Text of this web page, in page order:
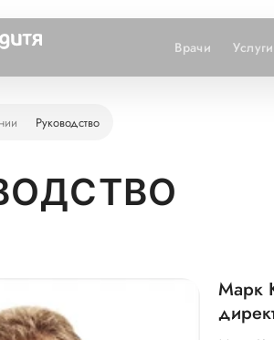
Врачи Услуги
Руководство
Марк